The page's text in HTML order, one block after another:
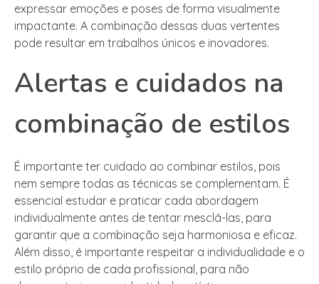
expressar emoções e poses de forma visualmente
impactante. A combinação dessas duas vertentes
pode resultar em trabalhos únicos e inovadores.
Alertas e cuidados na
combinação de estilos
É importante ter cuidado ao combinar estilos, pois
nem sempre todas as técnicas se complementam. É
essencial estudar e praticar cada abordagem
individualmente antes de tentar mesclá-las, para
garantir que a combinação seja harmoniosa e eficaz.
Além disso, é importante respeitar a individualidade e o
estilo próprio de cada profissional, para não